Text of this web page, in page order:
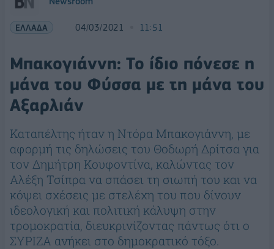
ΕΛΛΑΔΑ 04/03/2021 11:51
Μπακογιάννη: Το ίδιο πόνεσε η
μάνα του Φύσσα με τη μάνα του
Αξαρλιάν
Καταπέλτης ήταν η Ντόρα Μπακογιάννη, με
αφορμή τις δηλώσεις του Θοδωρή Δρίτσα για
τον Δημήτρη Κουφοντίνα, καλώντας τον
Αλέξη Τσίπρα να σπάσει τη σιωπή του και να
κόψει σχέσεις με στελέχη του που δίνουν
ιδεολογική και πολιτική κάλυψη στην
τρομοκρατία, διευκρινίζοντας πάντως ότι ο
ΣΥΡΙΖΑ ανήκει στο δημοκρατικό τόξο.